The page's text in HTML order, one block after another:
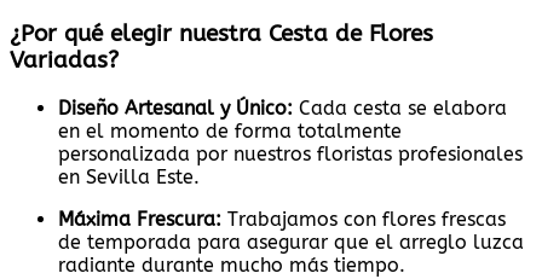
¿Por qué elegir nuestra Cesta de Flores
Variadas?
Diseño Artesanal y Único: Cada cesta se elabora
en el momento de forma totalmente
personalizada por nuestros floristas profesionales
en Sevilla Este.
Máxima Frescura: Trabajamos con flores frescas
de temporada para asegurar que el arreglo luzca
radiante durante mucho más tiempo.